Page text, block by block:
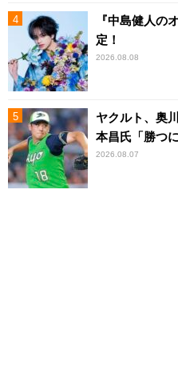
『中島健人の
定！
2026.08.08
ヤクルト、奥
本昌氏「勝つ
2026.08.07